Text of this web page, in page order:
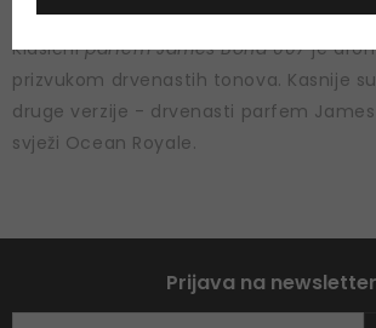
obljetnica 50-godišnjice "Bond" na
Klasičniparfem James Bond 007je
prizvukom drvenastih tonova. Kasnije
druge verzije - drvenasti parfem James
svježi Ocean Royale.
Prijava na newsletter